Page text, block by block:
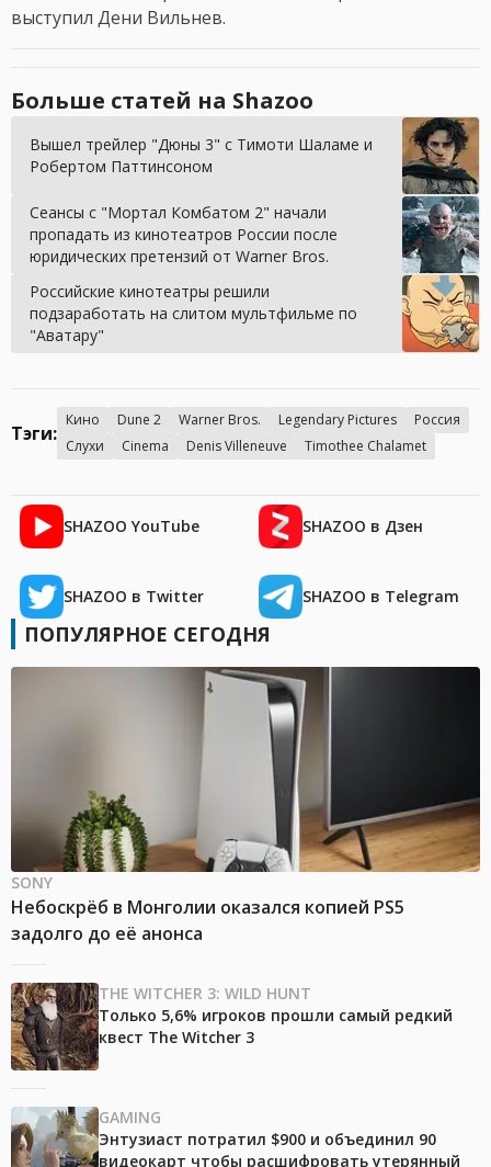
выступил Дени Вильнев.
Больше статей на Shazoo
Вышел трейлер "Дюны 3" с Тимоти Шаламе и
Робертом Паттинсоном
Сеансы с "Мортал Комбатом 2" начали
пропадать из кинотеатров России после
юридических претензий от Warner Bros.
Российские кинотеатры решили
подзаработать на слитом мультфильме по
"Аватару"
Тэги:
Кино Dune 2 Warner Bros. Legendary Pictures
Россия
Слухи
Cinema Denis Villeneuve Timothee Chalamet
SHAZOO YouTube SHAZOO в Дзен
SHAZOO в Twitter SHAZOO в Telegram
ПОПУЛЯРНОЕ СЕГОДНЯ
SONY
Небоскрёб в Монголии оказался копией PS5
задолго до её анонса
THE WITCHER 3: WILD HUNT
Только 5,6% игроков прошли самый редкий
квест The Witcher 3
GAMING
Энтузиаст потратил $900 и объединил 90
видеокарт чтобы расшифровать утерянный